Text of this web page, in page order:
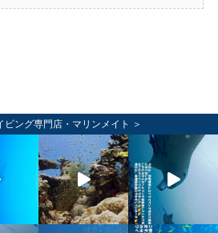
ビング専門店・マリンメイト ＞